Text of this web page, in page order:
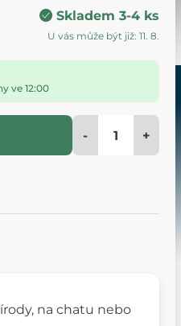
Skladem 3-4 ks
U vás může být již: 11. 8.
ve 12:00
- +
na chatu nebo